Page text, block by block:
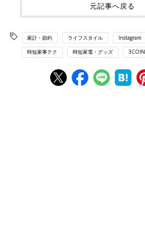
元記事へ戻る
家計・節約 ライフスタイル Instagram
時短家事テク 時短家電・グッズ